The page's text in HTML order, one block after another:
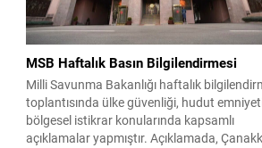
MSB Haftalık Basın Bilgilendirmesi
Milli Savunma Bakanlığı haftalık
toplantısında ülke güvenliği, hudut
bölgesel istikrar konularında kapsamlı
açıklamalar yapmıştır. Açıklamada,